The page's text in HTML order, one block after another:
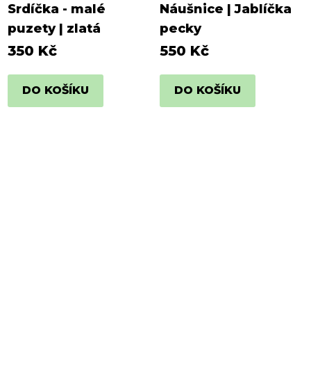
Srdíčka - malé
puzety | zlatá
350 Kč
DO KOŠÍKU
Náušnice | Jablíčka
pecky
550 Kč
DO KOŠÍKU